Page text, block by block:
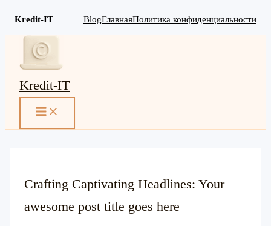
Kredit-IT BlogГлавнаяПолитика конфиденциальности
Перейти
содержимому
Kredit-IT
MAIN
Crafting Captivating Headlines: Your
awesome post title goes here